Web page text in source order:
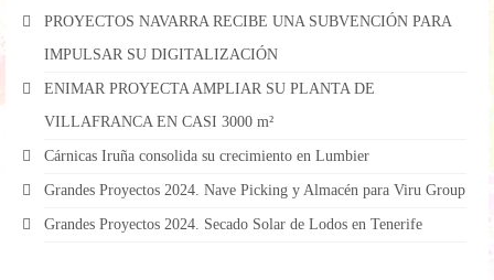
PROYECTOS NAVARRA RECIBE UNA SUBVENCIÓN PARA
IMPULSAR SU DIGITALIZACIÓN
ENIMAR PROYECTA AMPLIAR SU PLANTA DE
VILLAFRANCA EN CASI 3000 m²
Cárnicas Iruña consolida su crecimiento en Lumbier
Grandes Proyectos 2024. Nave Picking y Almacén para Viru Group
Grandes Proyectos 2024. Secado Solar de Lodos en Tenerife